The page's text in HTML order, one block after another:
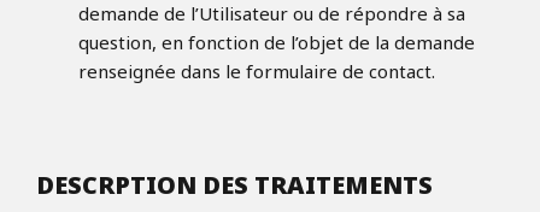
demande de l’Utilisateur ou de répondre à sa
question, en fonction de l’objet de la demande
renseignée dans le formulaire de contact.
DESCRPTION DES TRAITEMENTS